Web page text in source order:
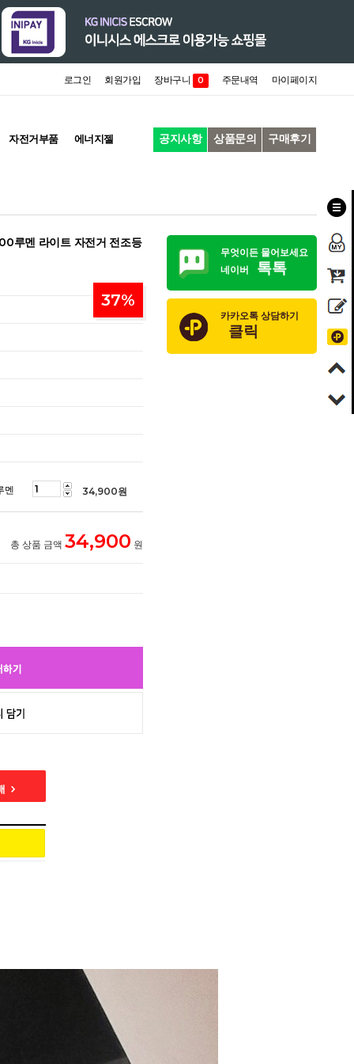
로그인 회원가입 장바구니 0 주문내역 마이페이지
자전거부품 에너지젤 공지사항 상품문의 구매후기
루멘 라이트 자전거 전조등
37%
멘 34,900원
총 상품 금액 34,900 원
무엇이든 물어보세요
네이버
톡톡
카카오톡 상담하기
클릭